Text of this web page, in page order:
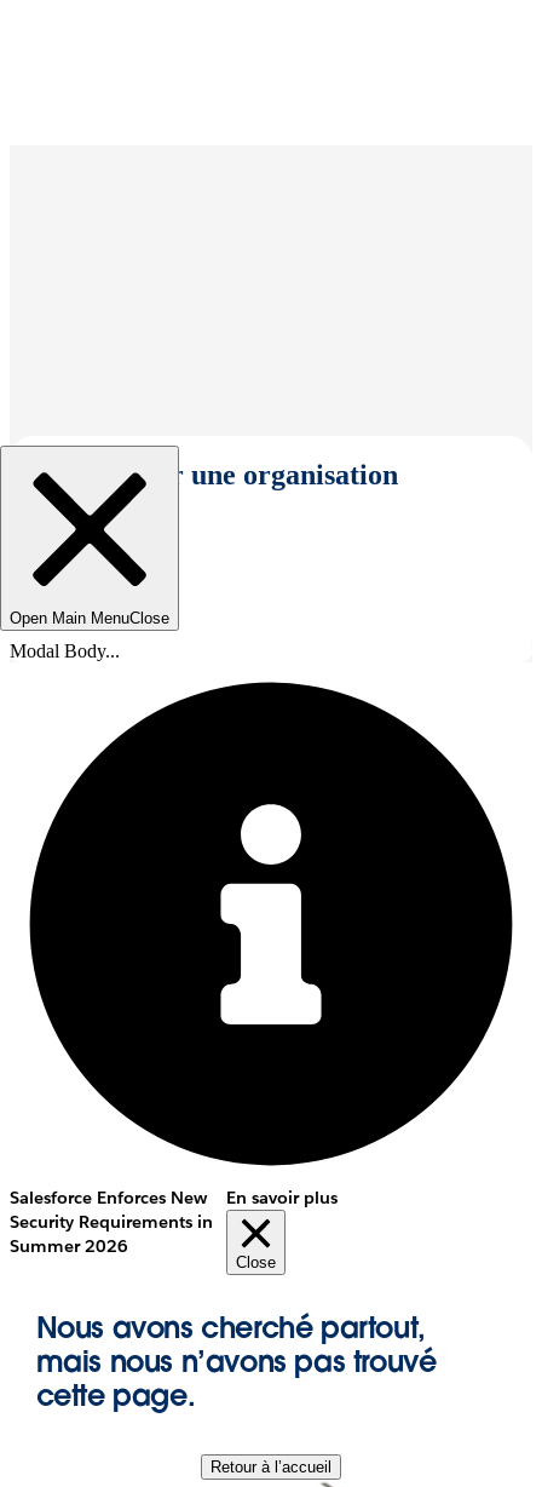
Sélectionner une organisation
Open Main MenuClose
Modal Body...
Salesforce Enforces New
Security Requirements in
Summer 2026
En savoir plus
Close
Nous avons cherché partout,
mais nous n’avons pas trouvé
cette page.
Retour à l’accueil